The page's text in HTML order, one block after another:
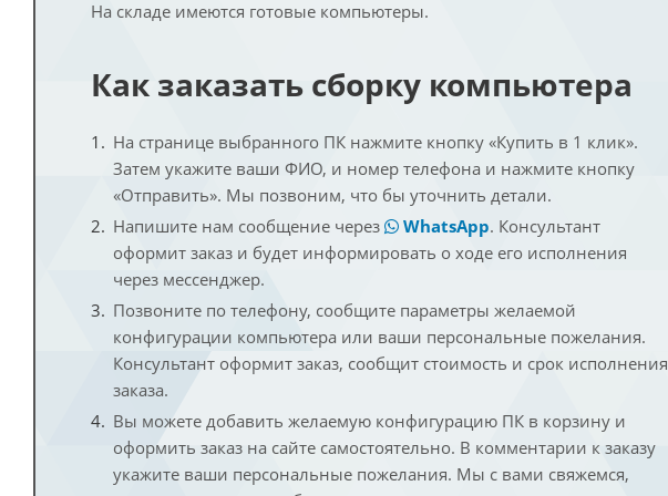
На складе имеются готовые компьютеры.
Как заказать сборку компьютера
На странице выбранного ПК нажмите кнопку «Купить в 1 клик».
Затем укажите ваши ФИО, и номер телефона и нажмите кнопку
«Отправить». Мы позвоним, что бы уточнить детали.
Напишите нам сообщение через
WhatsApp. Консультант
оформит заказ и будет информировать о ходе его исполнения
через мессенджер.
Позвоните по телефону, сообщите параметры желаемой
конфигурации компьютера или ваши персональные пожелания.
Консультант оформит заказ, сообщит стоимость и срок исполнения
заказа.
Вы можете добавить желаемую конфигурацию ПК в корзину и
оформить заказ на сайте самостоятельно. В комментарии к заказу
укажите ваши персональные пожелания. Мы с вами свяжемся,